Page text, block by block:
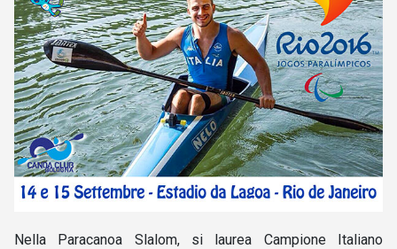
Nella Paracanoa Slalom, si laurea Campione Italiano